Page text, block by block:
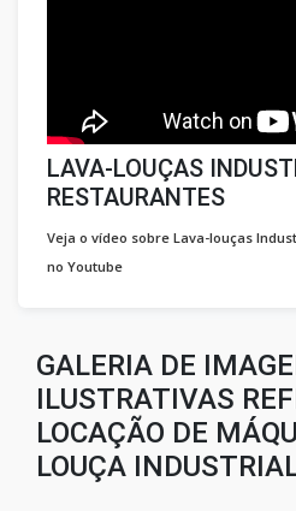
LAVA-LOUÇAS
RESTAURANTES
Veja o vídeo sobre Lava-louças
no Youtube
GALERIA DE
ILUSTRATIVAS
LOCAÇÃO DE
LOUÇA